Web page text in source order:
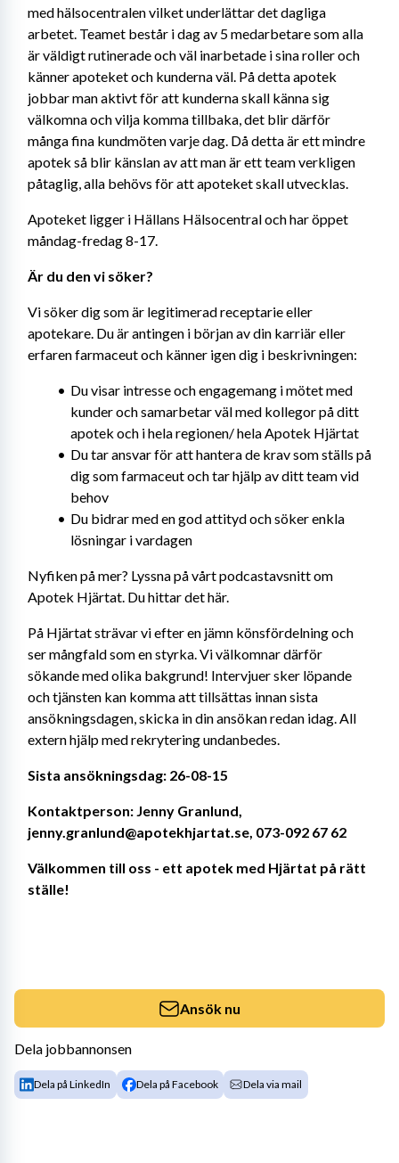
med hälsocentralen vilket underlättar det dagliga
arbetet. Teamet består i dag av 5 medarbetare som alla
är väldigt rutinerade och väl inarbetade i sina roller och
känner apoteket och kunderna väl. På detta apotek
jobbar man aktivt för att kunderna skall känna sig
välkomna och vilja komma tillbaka, det blir därför
många fina kundmöten varje dag. Då detta är ett mindre
apotek så blir känslan av att man är ett team verkligen
påtaglig, alla behövs för att apoteket skall utvecklas.
Apoteket ligger i Hällans Hälsocentral och har öppet
måndag-fredag 8-17.
Är du den vi söker?
Vi söker dig som är legitimerad receptarie eller
apotekare. Du är antingen i början av din karriär eller
erfaren farmaceut och känner igen dig i beskrivningen:
Du visar intresse och engagemang i mötet med
kunder och samarbetar väl med kollegor på ditt
apotek och i hela regionen/ hela Apotek Hjärtat
Du tar ansvar för att hantera de krav som ställs på
dig som farmaceut och tar hjälp av ditt team vid
behov
Du bidrar med en god attityd och söker enkla
lösningar i vardagen
Nyfiken på mer? Lyssna på vårt podcastavsnitt om
Apotek Hjärtat. Du hittar det här.
På Hjärtat strävar vi efter en jämn könsfördelning och
ser mångfald som en styrka. Vi välkomnar därför
sökande med olika bakgrund! Intervjuer sker löpande
och tjänsten kan komma att tillsättas innan sista
ansökningsdagen, skicka in din ansökan redan idag. All
extern hjälp med rekrytering undanbedes.
Sista ansökningsdag: 26-08-15
Kontaktperson: Jenny Granlund,
jenny.granlund@apotekhjartat.se, 073-092 67 62
Välkommen till oss - ett apotek med Hjärtat på rätt
ställe!
Ansök nu
Dela jobbannonsen
Dela på LinkedIn Dela på Facebook Dela via mail